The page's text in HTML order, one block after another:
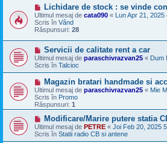
n
o
u
M
e
s
a
j
n
o
u
Lichidare de stock : se vinde
Ultimul mesaj de cata090 « Lun Apr 21, 2025
Scris în Vând
Răspunsuri: 28
M
e
s
a
n
o
u
Servicii de calitate rent a car
Ultimul mesaj de paraschivrazvan25 « Dum
Scris în Talcioc
M
e
s
a
j
n
o
u
Magazin bratari handmade si
Ultimul mesaj de paraschivrazvan25 « Mie
Scris în Promo
Răspunsuri: 1
M
e
s
a
Modificare/Marire putere statia
Ultimul mesaj de PETRE « Joi Feb 20, 2025
Scris în Statii radio CB si antene